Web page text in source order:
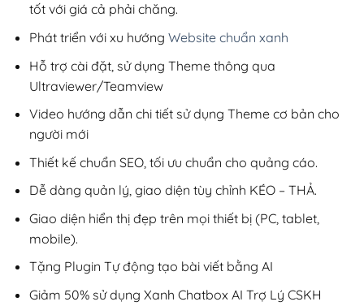
tốt với giá cả phải chăng.
Phát triển với xu hướng Website chuẩn xanh
Hỗ trợ cài đặt, sử dụng Theme thông qua
Ultraviewer/Teamview
Video hướng dẫn chi tiết sử dụng Theme cơ bản cho
người mới
Thiết kế chuẩn SEO, tối ưu chuẩn cho quảng cáo.
Dễ dàng quản lý, giao diện tùy chỉnh KÉO – THẢ.
Giao diện hiển thị đẹp trên mọi thiết bị (PC, tablet,
mobile).
Tặng Plugin Tự động tạo bài viết bằng AI
Giảm 50% sử dụng Xanh Chatbox AI Trợ Lý CSKH